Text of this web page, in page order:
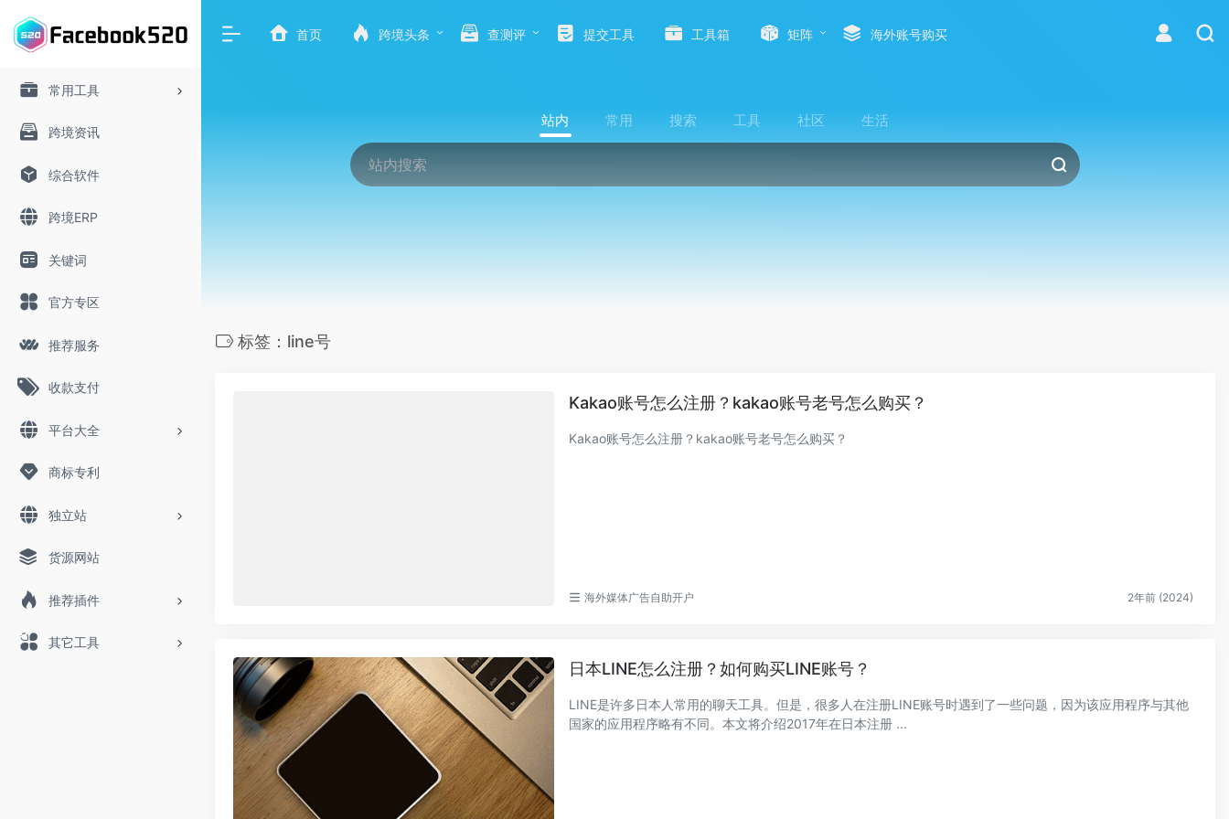
常用工具
跨境资讯
综合软件
跨境ERP
关键词
官方专区
推荐服务
收款支付
平台大全
商标专利
独立站
货源网站
推荐插件
其它工具
首页 跨境头条 查测评 提交工具 工具箱 矩阵 海外账号购买
站内 常用 搜索 工具 社区 生活
标签：line号
Kakao账号怎么注册？kakao账号老号怎么购买？
Kakao账号怎么注册？kakao账号老号怎么购买？
海外媒体广告自助开户 2年前 (2024)
日本LINE怎么注册？如何购买LINE账号？
LINE是许多日本人常用的聊天工具。但是，很多人在注册LINE账号时遇到了一些问题，因为该应用程序与其他
国家的应用程序略有不同。本文将介绍2017年在日本注册 ...